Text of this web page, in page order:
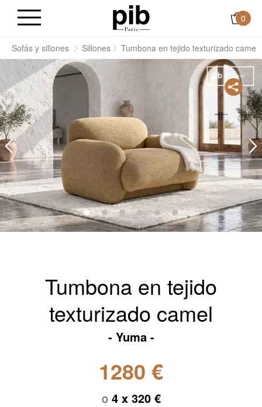
0
Sofás y sillones Sillones Tumbona en tejido texturizado camel
Tumbona en tejido
texturizado camel
Yuma
1280 €
o4 x 320 €